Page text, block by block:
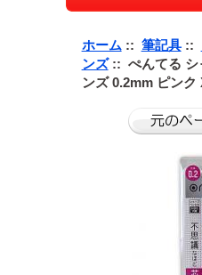
ホーム :: 筆記具::
ンズ:: ぺんてる シ
ンズ 0.2mm ピンク